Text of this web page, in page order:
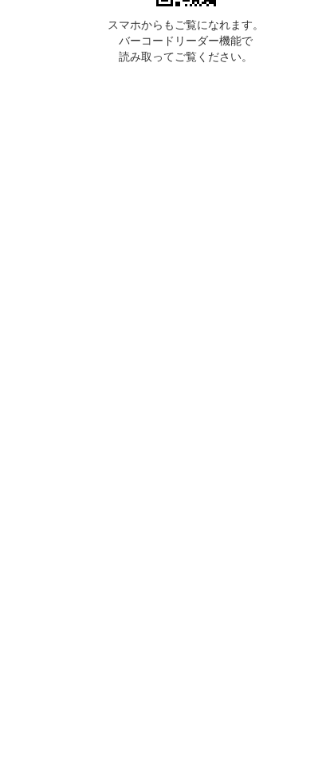
スマホからもご覧になれます。
バーコードリーダー機能で
読み取ってご覧ください。